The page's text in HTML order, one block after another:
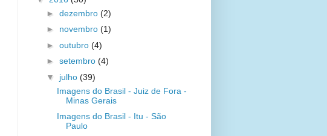
► dezembro (2)
► novembro (1)
► outubro (4)
► setembro (4)
▼ julho (39)
Imagens do Brasil - Juiz de Fora -
Minas Gerais
Imagens do Brasil - Itu - São
Paulo